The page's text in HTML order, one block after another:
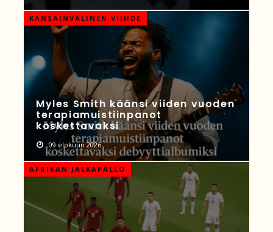
KANSAINVÄLINEN VIIHDE
Myles Smith käänsi viiden vuoden
terapiamuistiinpanot
koskettavaksi
09 elokuun 2026
AFRIKAN JALKAPALLO